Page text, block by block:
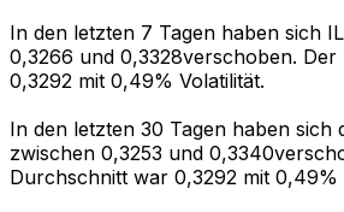
In den letzten 7 Tagen haben sich
0,3266 und 0,3328verschoben.
0,3292 mit 0,49% Volatilität.
In den letzten 30 Tagen haben sich
zwischen 0,3253 und
Durchschnitt war 0,3292 mit 0,49%